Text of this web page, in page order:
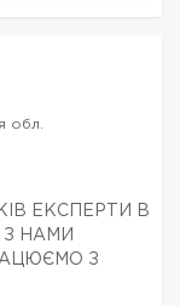
обл.
ЕКСПЕРТИ В
З НАМИ
З